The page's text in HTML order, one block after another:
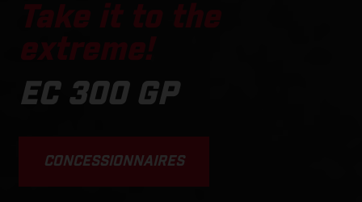
Take it to the
extreme!
EC 300 GP
CONCESSIONNAIRES